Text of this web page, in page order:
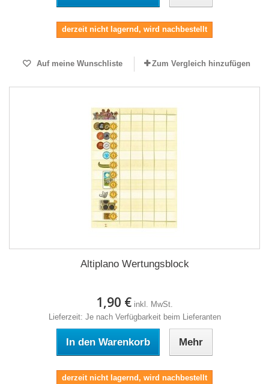
derzeit nicht lagernd, wird nachbestellt
Auf meine Wunschliste Zum Vergleich hinzufügen
Altiplano Wertungsblock
1,90 € inkl. MwSt.
Lieferzeit: Je nach Verfügbarkeit beim Lieferanten
In den Warenkorb Mehr
derzeit nicht lagernd, wird nachbestellt